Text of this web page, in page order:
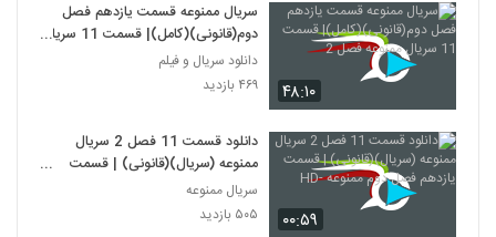
۴۸:۱۰
سریال ممنوعه قسمت یازدهم فصل
دوم(قانونی)(کامل)| قسمت 11 سریال
ممنوعه فصل 2
دانلود سریال و فیلم
۴۶۹ بازدید
۰۰:۵۹
دانلود قسمت 11 فصل 2 سریال
ممنوعه (سریال)(قانونی) | قسمت
یازدهم فصل دوم ممنوعه -HD
سریال ممنوعه
۵۰۵ بازدید